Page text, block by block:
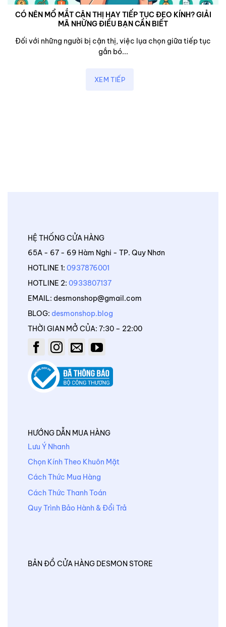
CÓ NÊN MỔ MẮT CẬN THỊ HAY TIẾP TỤC ĐEO KÍNH? GIẢI
MÃ NHỮNG ĐIỀU BẠN CẦN BIẾT
Đối với những người bị cận thị, việc lụa chọn giữa tiếp tục
gắn bó...
XEM TIẾP
HỆ THỐNG CỬA HÀNG
65A - 67 - 69 Hàm Nghi - TP. Quy Nhơn
HOTLINE 1: 0937876001
HOTLINE 2: 0933807137
EMAIL: desmonshop@gmail.com
BLOG: desmonshop.blog
THỜI GIAN MỞ CỦA: 7:30 – 22:00
HƯỚNG DẪN MUA HÀNG
Lưu Ý Nhanh
Chọn Kính Theo Khuôn Mặt
Cách Thức Mua Hàng
Cách Thức Thanh Toán
Quy Trình Bảo Hành & Đổi Trả
BẢN ĐỒ CỬA HÀNG DESMON STORE